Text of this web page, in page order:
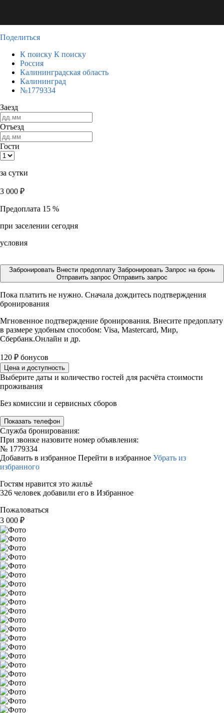
Поделиться
К поиску К поиску
Россия
Калининградская область
Калининград
№1779334
Заезд
Отъезд
Гости
за сутки
3 000 ₽
Предоплата 15 %
при заселении сегодня
условия
Забронировать Внести предоплату Забронировать Запрос на бронь
Отправить запрос Отправить запрос
Пока платить не нужно. Сначала дождитесь подтверждения
бронирования
Мгновенное подтверждение бронирования. Внесите предоплату
в размере удобным способом: Visa, Mastercard, Мир,
Сбербанк.Онлайн и др.
120 ₽ бонусов
Цена и доступность
Выберите даты и количество гостей для расчёта стоимости
проживания
Без комиссии и сервисных сборов
Показать телефон
Служба бронирования:
При звонке назовите номер объявления:
№ 1779334
Добавить в избранное Перейти в избранное Убрать из
избранного
Гостям нравится это жильё
326 человек добавили его в Избранное
Пожаловаться
3 000 ₽